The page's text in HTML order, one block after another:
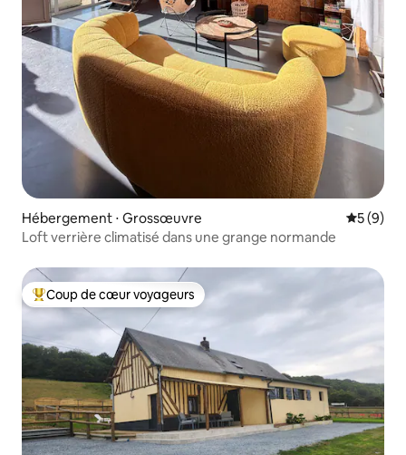
Hébergement ⋅ Grossœuvre
5 (9)
Loft verrière climatisé dans une grange normande
Coups de cœur voyageurs les plus appréciés
Coup de cœur voyageurs